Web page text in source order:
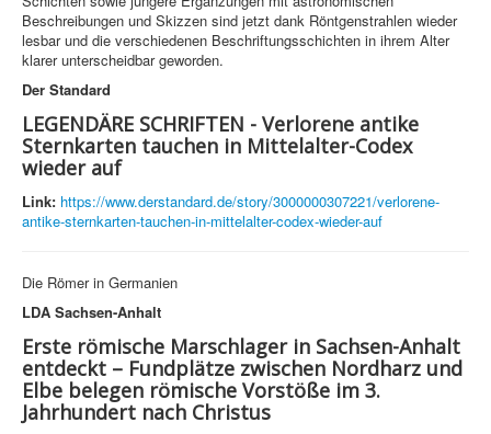
Beschreibungen und Skizzen sind jetzt dank Röntgenstrahlen wieder
lesbar und die verschiedenen Beschriftungsschichten in ihrem Alter
klarer unterscheidbar geworden.
Der Standard
LEGENDÄRE SCHRIFTEN - Verlorene antike
Sternkarten tauchen in Mittelalter-Codex
wieder auf
Link: https://www.derstandard.de/story/3000000307221/verlorene-
antike-sternkarten-tauchen-in-mittelalter-codex-wieder-auf
Die Römer in Germanien
LDA Sachsen-Anhalt
Erste römische Marschlager in Sachsen-Anhalt
entdeckt – Fundplätze zwischen Nordharz und
Elbe belegen römische Vorstöße im 3.
Jahrhundert nach Christus